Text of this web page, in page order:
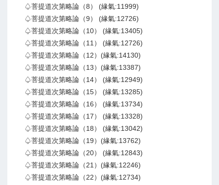
♤菩提道次第略論（8） (緣氣:11999)
♤菩提道次第略論（9） (緣氣:12726)
♤菩提道次第略論（10） (緣氣:13405)
♤菩提道次第略論（11） (緣氣:12726)
♤菩提道次第略論（12）(緣氣:14130)
♤菩提道次第略論（13）(緣氣:13387)
♤菩提道次第略論（14） (緣氣:12949)
♤菩提道次第略論（15） (緣氣:13285)
♤菩提道次第略論（16） (緣氣:13734)
♤菩提道次第略論（17） (緣氣:13328)
♤菩提道次第略論（18） (緣氣:13042)
♤菩提道次第略論（19）(緣氣:13762)
♤菩提道次第略論（20） (緣氣:12843)
♤菩提道次第略論（21）(緣氣:12246)
♤菩提道次第略論（22）(緣氣:12734)